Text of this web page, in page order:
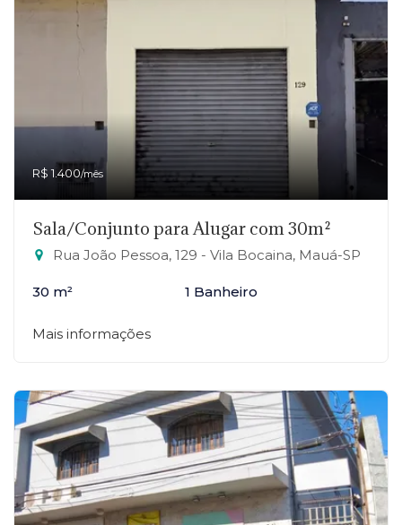
R$ 1.400/mês
Sala/Conjunto para Alugar com 30m²
Rua João Pessoa, 129 - Vila Bocaina, Mauá-SP
30 m² 1 Banheiro
Mais informações